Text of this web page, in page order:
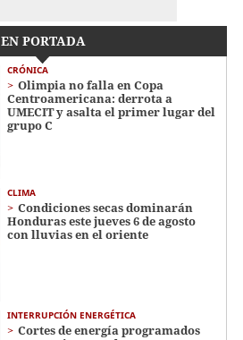
EN PORTADA
CRÓNICA
Olimpia no falla en Copa
Centroamericana: derrota a
UMECIT y asalta el primer lugar del
grupo C
CLIMA
Condiciones secas dominarán
Honduras este jueves 6 de agosto
con lluvias en el oriente
INTERRUPCIÓN ENERGÉTICA
Cortes de energía programados